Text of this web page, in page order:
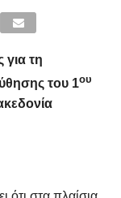
τη
του 1ου